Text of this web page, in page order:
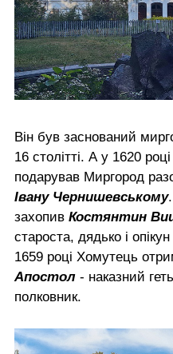
Він був заснований
16 столітті. А у 1620 році
подарував Миргород
Івану Чернишевському
захопив Костянтин
староста, дядько і
1659 році Хомутець
Апостол - наказний
полковник.